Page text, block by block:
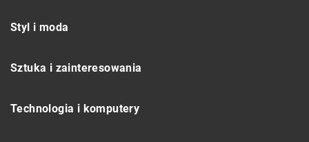
Styl i moda
Sztuka i zainteresowania
Technologia i komputery